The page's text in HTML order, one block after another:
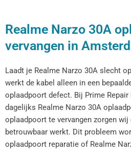
Realme Narzo 30A
vervangen in
Laadt je Realme Narzo 30A slecht
werkt de kabel alleen in een
oplaadpoort defect. Bij Prime
dagelijks Realme Narzo 30A
oplaadpoort te vervangen zorgen
betrouwbaar werkt. Dit probleem
oplaadpoort reparatie of Realme